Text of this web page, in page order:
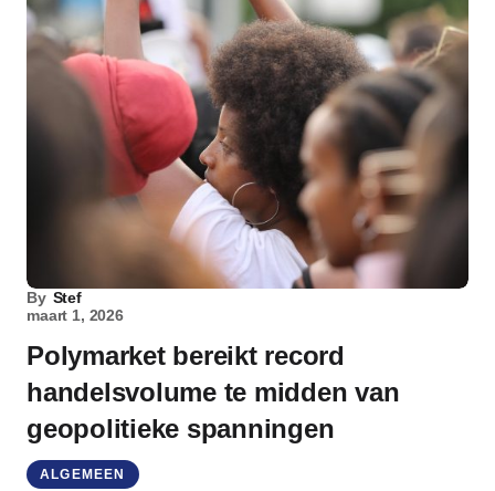
By Stef
maart 1, 2026
Polymarket bereikt record
handelsvolume te midden van
geopolitieke spanningen
ALGEMEEN